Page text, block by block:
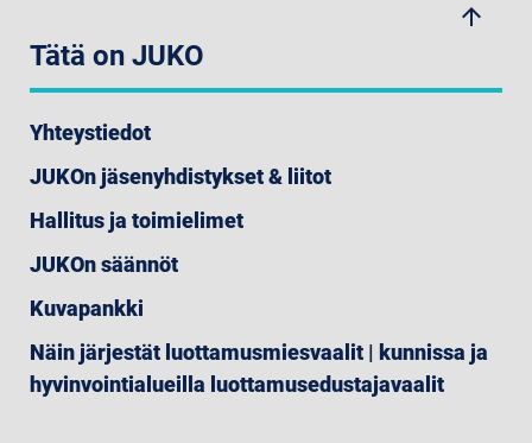
arrow_upwards
Tätä on JUKO
Yhteystiedot
JUKOn jäsenyhdistykset & liitot
Hallitus ja toimielimet
JUKOn säännöt
Kuvapankki
Näin järjestät luottamusmiesvaalit | kunnissa ja
hyvinvointialueilla luottamusedustajavaalit